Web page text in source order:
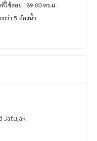
ใช้สอย : 89.00 ตร.ม.
กว่า 5 ห้องน้ำ
Jatujak